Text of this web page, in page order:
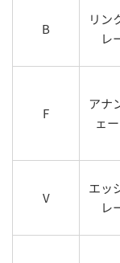
B
リン
レ
F
アナ
ェ
V
エッ
レ